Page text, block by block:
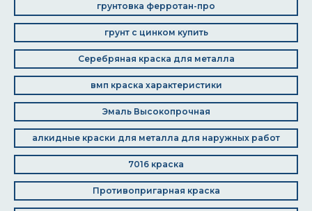
грунтовка ферротан-про
грунт с цинком купить
Серебряная краска для металла
вмп краска характеристики
Эмаль Высокопрочная
алкидные краски для металла для наружных работ
7016 краска
Противопригарная краска